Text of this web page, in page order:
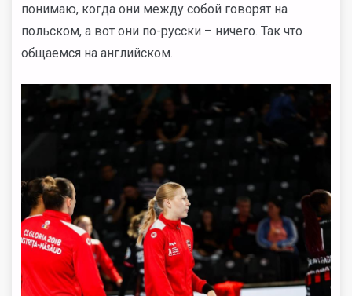
понимаю, когда они между собой говорят на
польском, а вот они по-русски – ничего. Так что
общаемся на английском.